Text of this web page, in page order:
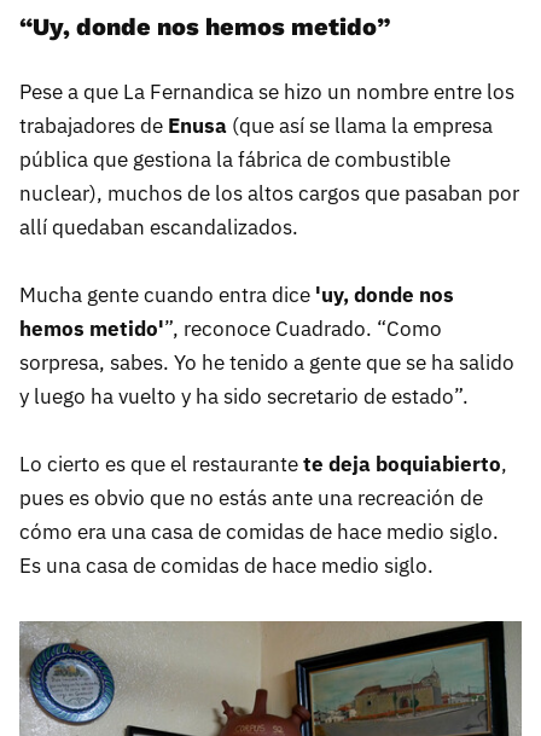
“Uy, donde nos hemos metido”
Pese a que La Fernandica se hizo un nombre entre los
trabajadores de Enusa (que así se llama la empresa
pública que gestiona la fábrica de combustible
nuclear), muchos de los altos cargos que pasaban por
allí quedaban escandalizados.
Mucha gente cuando entra dice 'uy, donde nos
hemos metido'”, reconoce Cuadrado. “Como
sorpresa, sabes. Yo he tenido a gente que se ha salido
y luego ha vuelto y ha sido secretario de estado”.
Lo cierto es que el restaurantete deja boquiabierto,
pues es obvio que no estás ante una recreación de
cómo era una casa de comidas de hace medio siglo.
Es una casa de comidas de hace medio siglo.